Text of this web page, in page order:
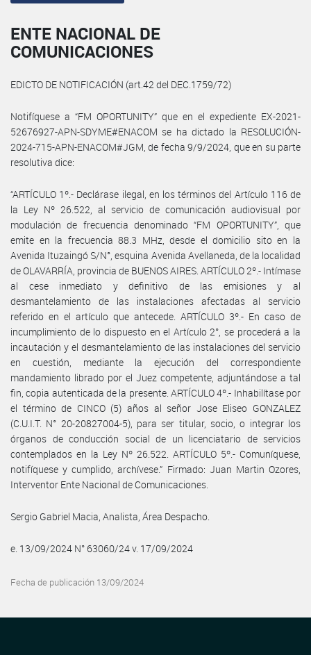
ENTE NACIONAL DE
COMUNICACIONES
EDICTO DE NOTIFICACIÓN (art.42 del DEC.1759/72)
Notifíquese a “FM OPORTUNITY” que en el expediente EX-2021-
52676927-APN-SDYME#ENACOM se ha dictado la RESOLUCIÓN-
2024-715-APN-ENACOM#JGM, de fecha 9/9/2024, que en su parte
resolutiva dice:
“ARTÍCULO 1º.- Declárase ilegal, en los términos del Artículo 116 de
la Ley Nº 26.522, al servicio de comunicación audiovisual por
modulación de frecuencia denominado “FM OPORTUNITY”, que
emite en la frecuencia 88.3 MHz, desde el domicilio sito en la
Avenida Ituzaingó S/N°, esquina Avenida Avellaneda, de la localidad
de OLAVARRÍA, provincia de BUENOS AIRES. ARTÍCULO 2º.- Intímase
al cese inmediato y definitivo de las emisiones y al
desmantelamiento de las instalaciones afectadas al servicio
referido en el artículo que antecede. ARTÍCULO 3º.- En caso de
incumplimiento de lo dispuesto en el Artículo 2°, se procederá a la
incautación y el desmantelamiento de las instalaciones del servicio
en cuestión, mediante la ejecución del correspondiente
mandamiento librado por el Juez competente, adjuntándose a tal
fin, copia autenticada de la presente. ARTÍCULO 4º.- Inhabilítase por
el término de CINCO (5) años al señor Jose Eliseo GONZALEZ
(C.U.I.T. N° 20-20827004-5), para ser titular, socio, o integrar los
órganos de conducción social de un licenciatario de servicios
contemplados en la Ley Nº 26.522. ARTÍCULO 5º.- Comuníquese,
notifíquese y cumplido, archívese.” Firmado: Juan Martin Ozores,
Interventor Ente Nacional de Comunicaciones.
Sergio Gabriel Macia, Analista, Área Despacho.
e. 13/09/2024 N° 63060/24 v. 17/09/2024
Fecha de publicación 13/09/2024